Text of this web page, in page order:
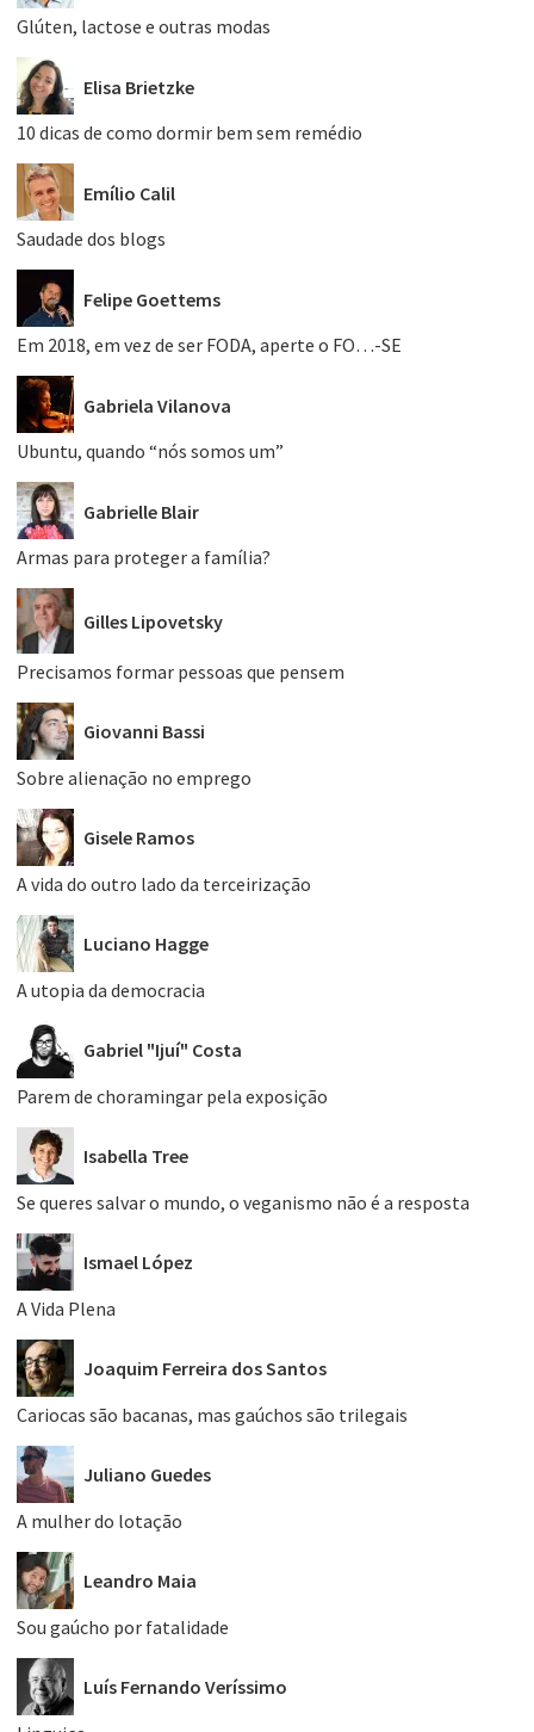
Glúten, lactose e outras modas
Elisa Brietzke
10 dicas de como dormir bem sem remédio
Emílio Calil
Saudade dos blogs
Felipe Goettems
Em 2018, em vez de ser FODA, aperte o FO…-SE
Gabriela Vilanova
Ubuntu, quando “nós somos um”
Gabrielle Blair
Armas para proteger a família?
Gilles Lipovetsky
Precisamos formar pessoas que pensem
Giovanni Bassi
Sobre alienação no emprego
Gisele Ramos
A vida do outro lado da terceirização
Luciano Hagge
A utopia da democracia
Gabriel "Ijuí" Costa
Parem de choramingar pela exposição
Isabella Tree
Se queres salvar o mundo, o veganismo não é a resposta
Ismael López
A Vida Plena
Joaquim Ferreira dos Santos
Cariocas são bacanas, mas gaúchos são trilegais
Juliano Guedes
A mulher do lotação
Leandro Maia
Sou gaúcho por fatalidade
Luís Fernando Veríssimo